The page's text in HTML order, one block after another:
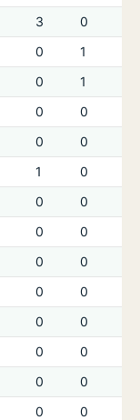
3
0
0
1
0
1
0
0
0
0
1
0
0
0
0
0
0
0
0
0
0
0
0
0
0
0
0
0